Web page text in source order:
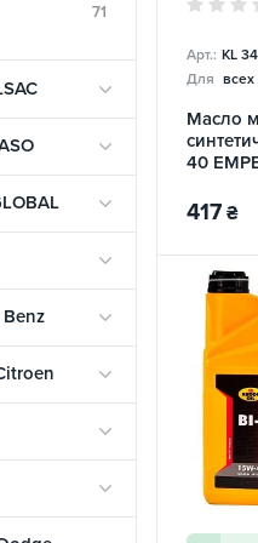
0
10
18
2
10
0
0
0
2
0
71
Арт.: KL
Для
Масло
40
417 ₴